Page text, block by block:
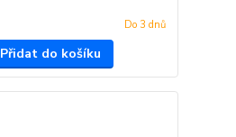
Do 3 dnů
Přidat do košíku